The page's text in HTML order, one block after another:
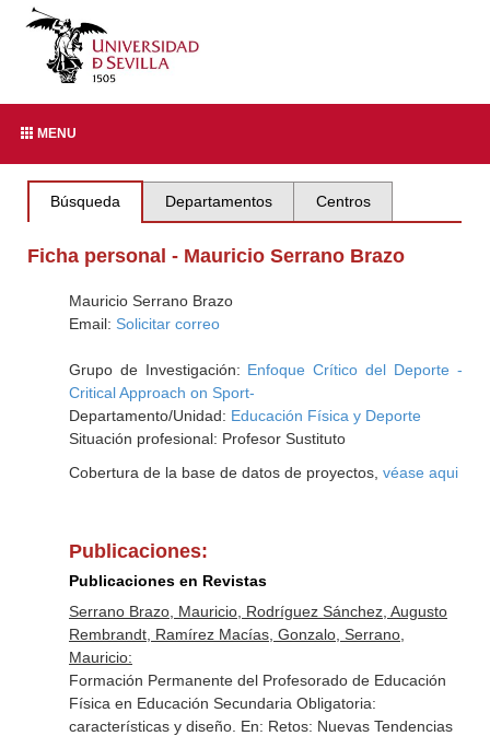
MENU
Búsqueda Departamentos Centros
Ficha personal - Mauricio Serrano Brazo
Mauricio Serrano Brazo
Email: Solicitar correo
Grupo de Investigación: Enfoque Crítico del Deporte -
Critical Approach on Sport-
Departamento/Unidad: Educación Física y Deporte
Situación profesional: Profesor Sustituto
Cobertura de la base de datos de proyectos, véase aqui
Publicaciones:
Publicaciones en Revistas
Serrano Brazo, Mauricio, Rodríguez Sánchez, Augusto
Rembrandt, Ramírez Macías, Gonzalo, Serrano,
Mauricio:
Formación Permanente del Profesorado de Educación
Física en Educación Secundaria Obligatoria:
características y diseño. En: Retos: Nuevas Tendencias